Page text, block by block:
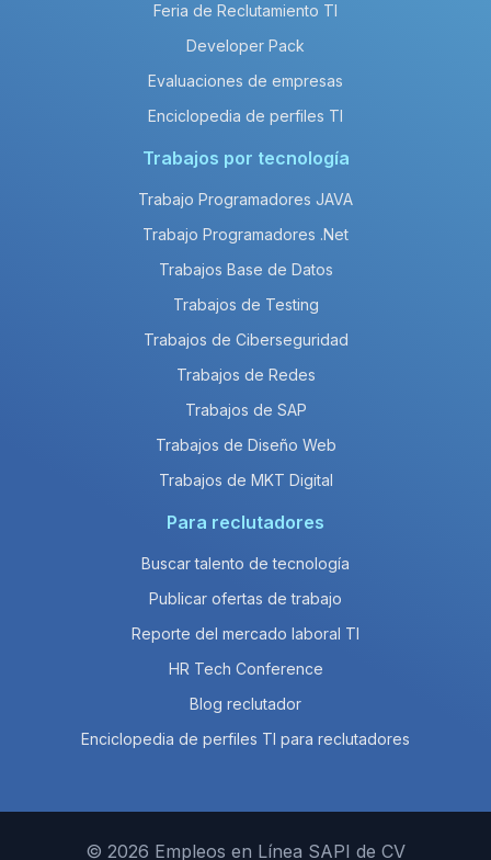
Feria de Reclutamiento TI
Developer Pack
Evaluaciones de empresas
Enciclopedia de perfiles TI
Trabajos por tecnología
Trabajo Programadores JAVA
Trabajo Programadores .Net
Trabajos Base de Datos
Trabajos de Testing
Trabajos de Ciberseguridad
Trabajos de Redes
Trabajos de SAP
Trabajos de Diseño Web
Trabajos de MKT Digital
Para reclutadores
Buscar talento de tecnología
Publicar ofertas de trabajo
Reporte del mercado laboral TI
HR Tech Conference
Blog reclutador
Enciclopedia de perfiles TI para reclutadores
© 2026 Empleos en Línea SAPI de CV